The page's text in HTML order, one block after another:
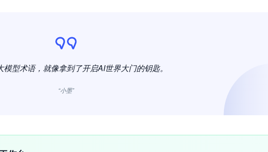
模型术语，就像拿到了开启AI世界大门的钥匙。
“小墨”